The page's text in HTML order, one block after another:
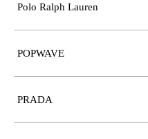
Polo Ralph Lauren
POPWAVE
PRADA